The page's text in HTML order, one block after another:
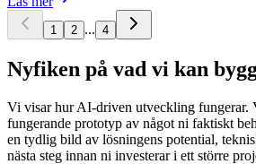
1 2 ... 4
Nyfiken på vad vi kan
Vi visar hur AI-driven utveckling fungerar.
fungerande prototyp av något ni faktiskt
en tydlig bild av lösningens potential,
nästa steg innan ni investerar i ett större